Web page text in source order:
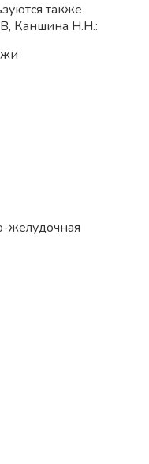
также
Каншина Н.Н.:
желудочная